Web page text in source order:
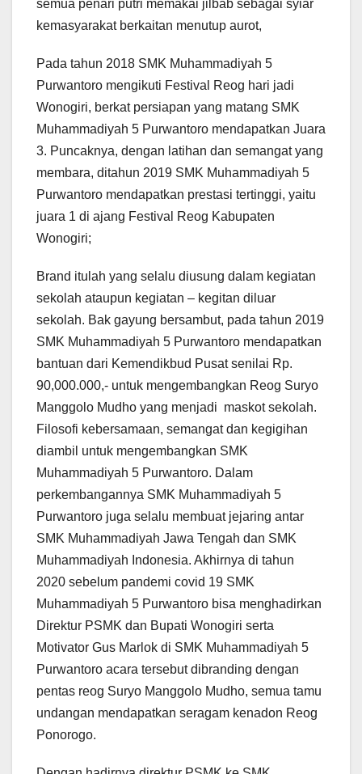
semua penari putri memakai jilbab sebagai syiar
kemasyarakat berkaitan menutup aurot,
Pada tahun 2018 SMK Muhammadiyah 5
Purwantoro mengikuti Festival Reog hari jadi
Wonogiri, berkat persiapan yang matang SMK
Muhammadiyah 5 Purwantoro mendapatkan Juara
3. Puncaknya, dengan latihan dan semangat yang
membara, ditahun 2019 SMK Muhammadiyah 5
Purwantoro mendapatkan prestasi tertinggi, yaitu
juara 1 di ajang Festival Reog Kabupaten
Wonogiri;
Brand itulah yang selalu diusung dalam kegiatan
sekolah ataupun kegiatan – kegitan diluar
sekolah. Bak gayung bersambut, pada tahun 2019
SMK Muhammadiyah 5 Purwantoro mendapatkan
bantuan dari Kemendikbud Pusat senilai Rp.
90,000.000,- untuk mengembangkan Reog Suryo
Manggolo Mudho yang menjadi maskot sekolah.
Filosofi kebersamaan, semangat dan kegigihan
diambil untuk mengembangkan SMK
Muhammadiyah 5 Purwantoro. Dalam
perkembangannya SMK Muhammadiyah 5
Purwantoro juga selalu membuat jejaring antar
SMK Muhammadiyah Jawa Tengah dan SMK
Muhammadiyah Indonesia. Akhirnya di tahun
2020 sebelum pandemi covid 19 SMK
Muhammadiyah 5 Purwantoro bisa menghadirkan
Direktur PSMK dan Bupati Wonogiri serta
Motivator Gus Marlok di SMK Muhammadiyah 5
Purwantoro acara tersebut dibranding dengan
pentas reog Suryo Manggolo Mudho, semua tamu
undangan mendapatkan seragam kenadon Reog
Ponorogo.